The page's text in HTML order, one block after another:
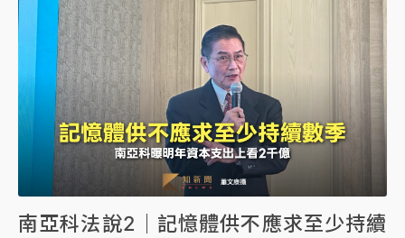
南亞科法說2｜記憶體供不應求至少持續